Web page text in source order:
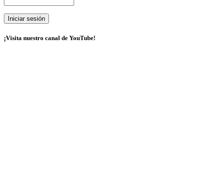
¡Visita nuestro canal de YouTube!